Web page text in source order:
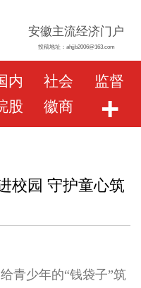
安徽主流经济门户
投稿地址：ahjjb2006@163.com
内 社会
监督
股 徽商 +
校园 守护童心筑
青少年的“钱袋子”筑